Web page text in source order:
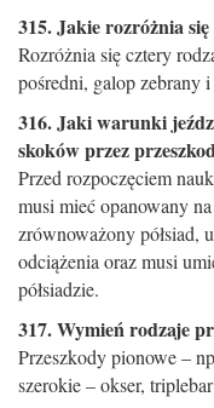
315. Jakie rozróżnia
Rozróżnia się cztery
pośredni, galop zebrany
316. Jaki warunki
skoków przez
Przed rozpoczęciem
musi mieć opanowany
zrównoważony półsiad,
odciążenia oraz musi
półsiadzie.
317. Wymień rodzaje
Przeszkody pionowe –
szerokie – okser,